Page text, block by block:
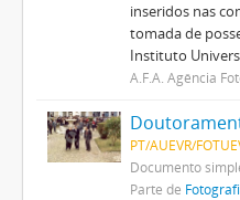
inseridos nas
tomada de
Instituto
A.F.A. Agência
PT/AUEVR/
Documento
Parte de